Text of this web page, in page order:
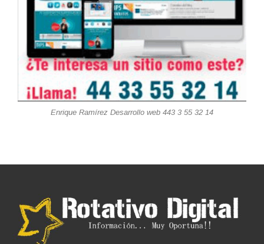
Enrique Ramírez Desarrollo web 443 3 55 32 14